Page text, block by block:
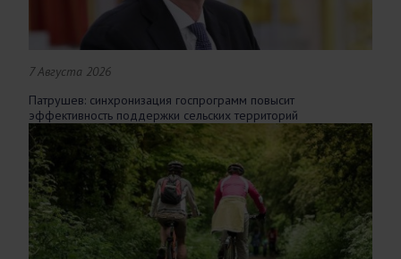
7 Августа 2026
Патрушев: синхронизация госпрограмм повысит
эффективность поддержки сельских территорий